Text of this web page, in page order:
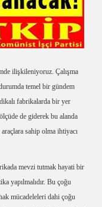
ilişkileniyoruz. Çalışma
temel bir gündem
fabrikalarda bir yer
de giderek bu alanda
sahip olma ihtiyacı
mevzi tutmak hayati bir
yapılmalıdır. Bu çoğu
mücadeleleri dahi çoğu